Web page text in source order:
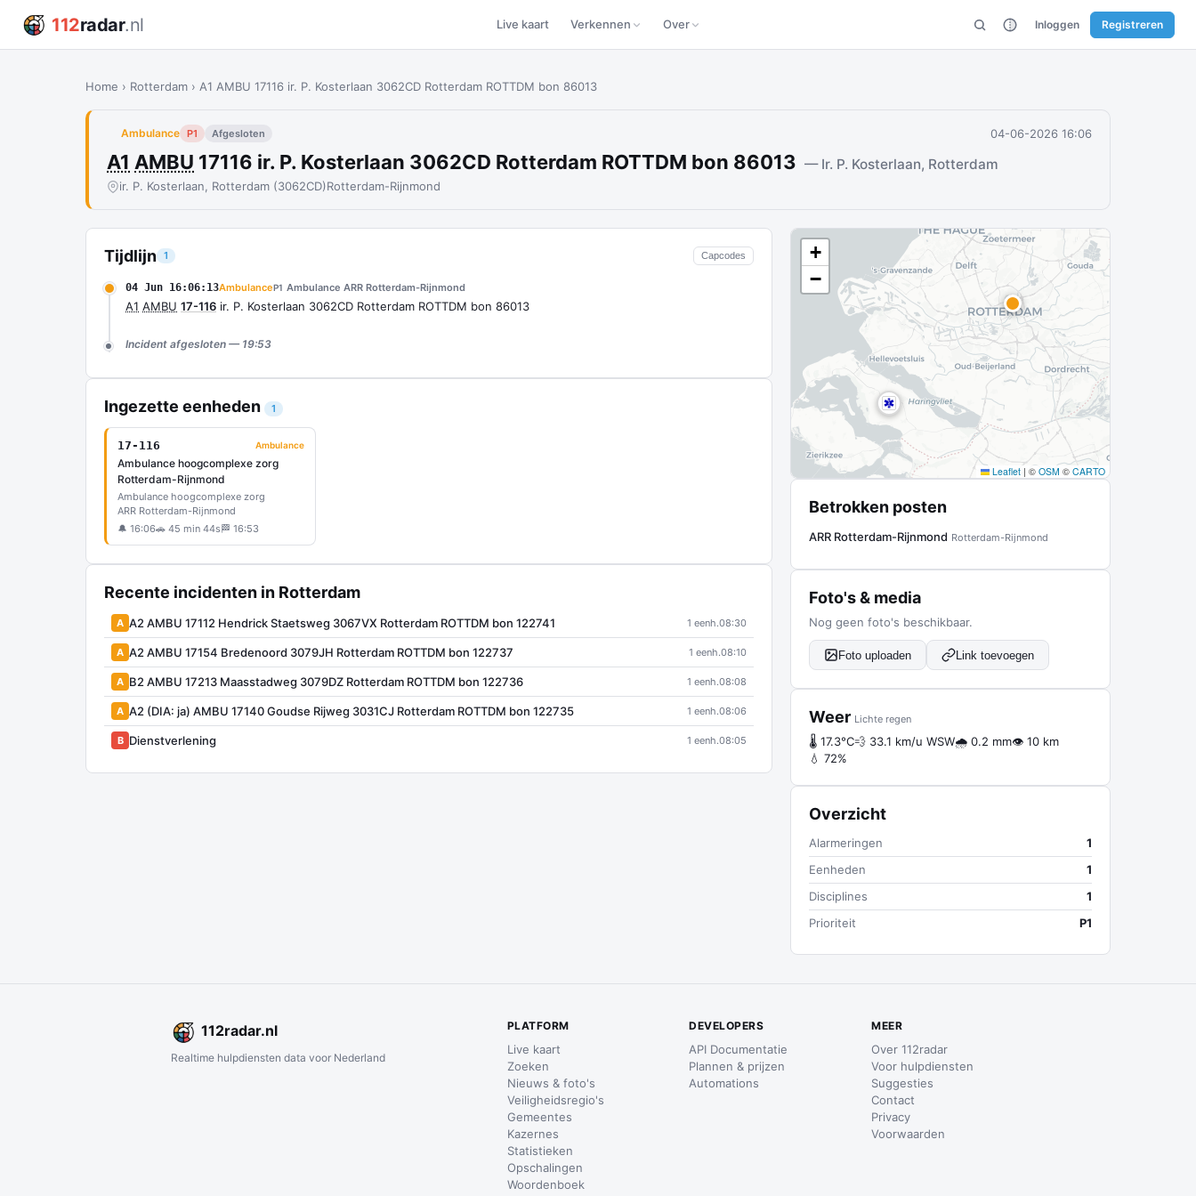
112radar.nl Live kaart Verkennen Over Inloggen Registreren
Home › Rotterdam › A1 AMBU 17116 ir. P. Kosterlaan 3062CD Rotterdam ROTTDM bon 86013
Ambulance P1 Afgesloten 04-06-2026 16:06
A1 AMBU 17116 ir. P. Kosterlaan 3062CD Rotterdam ROTTDM bon 86013 — Ir. P. Kosterlaan, Rotterdam
ir. P. Kosterlaan, Rotterdam (3062CD)Rotterdam-Rijnmond
Tijdlijn 1 Capcodes
04 Jun 16:06:13AmbulanceP1 Ambulance ARR Rotterdam-Rijnmond
A1 AMBU 17-116 ir. P. Kosterlaan 3062CD Rotterdam ROTTDM bon 86013
Incident afgesloten — 19:53
Ingezette eenheden 1
17-116 Ambulance
Ambulance hoogcomplexe zorg
Rotterdam-Rijnmond
Ambulance hoogcomplexe zorg
ARR Rotterdam-Rijnmond
🔔 16:06🚗 45 min 44s 🏁 16:53
Recente incidenten in Rotterdam
A A2 AMBU 17112 Hendrick Staetsweg 3067VX Rotterdam ROTTDM bon 122741 1 eenh.08:30
A A2 AMBU 17154 Bredenoord 3079JH Rotterdam ROTTDM bon 122737 1 eenh.08:10
A B2 AMBU 17213 Maasstadweg 3079DZ Rotterdam ROTTDM bon 122736 1 eenh.08:08
A A2 (DIA: ja) AMBU 17140 Goudse Rijweg 3031CJ Rotterdam ROTTDM bon 122735 1 eenh.08:06
B Dienstverlening 1 eenh.08:05
+
−
Leaflet | © OSM © CARTO
Betrokken posten
ARR Rotterdam-Rijnmond Rotterdam-Rijnmond
Foto's & media
Nog geen foto's beschikbaar.
Foto uploaden Link toevoegen
Weer Lichte regen
🌡 17.3°C💨 33.1 km/u WSW🌧 0.2 mm👁 10 km
💧 72%
Overzicht
Alarmeringen
1
Eenheden
1
Disciplines
1
Prioriteit
P1
112radar.nl
Realtime hulpdiensten data voor Nederland
PLATFORM
Live kaart
Zoeken
Nieuws & foto's
Veiligheidsregio's
Gemeentes
Kazernes
Statistieken
Opschalingen
Woordenboek
DEVELOPERS
API Documentatie
Plannen & prijzen
Automations
MEER
Over 112radar
Voor hulpdiensten
Suggesties
Contact
Privacy
Voorwaarden